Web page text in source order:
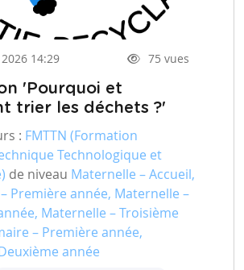
14:29 75 vues
'Pourquoi et
trier les déchets ?'
: FMTTN (Formation
Technologique et
de niveau Maternelle – Accueil,
Première année, Maternelle –
Maternelle – Troisième
– Première année,
année